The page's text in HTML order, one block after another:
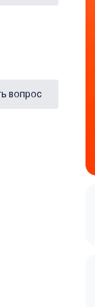
вопрос